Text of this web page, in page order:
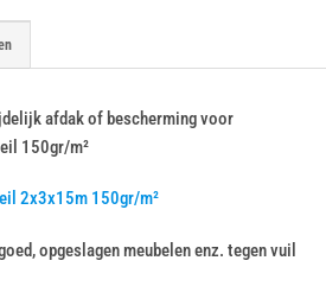
afdak of bescherming voor
150gr/m²
2x3x15m 150gr/m²
opgeslagen meubelen enz. tegen vuil